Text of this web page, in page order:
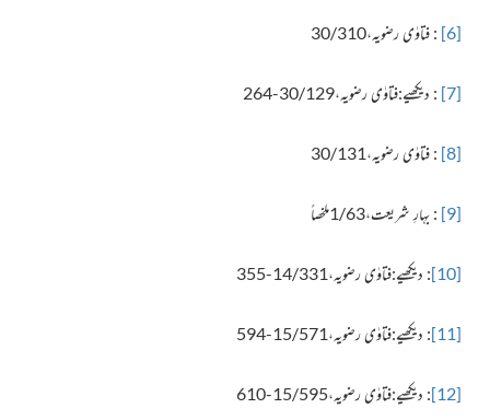
[6] : فتاوٰی رضویہ،30/310
[7] : دیکھیے:فتاوٰی رضویہ،30/129-264
[8] : فتاوٰی رضویہ،30/131
[9] : بہارِ شریعت،1/63ملخصاً
[10]: دیکھیے:فتاوٰی رضویہ،14/331-355
[11]: دیکھیے:فتاوٰی رضویہ،15/571-594
[12]: دیکھیے:فتاوٰی رضویہ،15/595-610